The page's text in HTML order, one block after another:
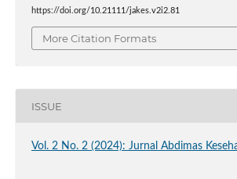
https://doi.org/10.21111/jakes.v2i2.81
More Citation Formats
ISSUE
Vol. 2 No. 2 (2024): Jurnal Abdimas